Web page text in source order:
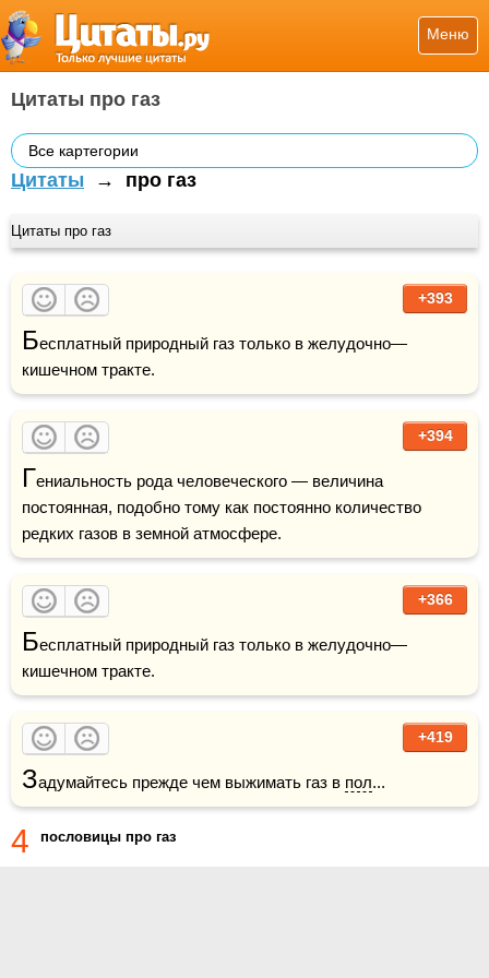
Меню
Цитаты про газ
Все картегории
Цитаты → про газ
Цитаты про газ
+393
Бесплатный природный газ только в желудочно—
кишечном тракте.
+394
Гениальность рода человеческого — величина
постоянная, подобно тому как постоянно количество
редких газов в земной атмосфере.
+366
Бесплатный природный газ только в желудочно—
кишечном тракте.
+419
Задумайтесь прежде чем выжимать газ в пол...
4 пословицы про газ